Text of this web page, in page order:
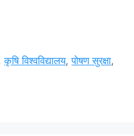
कृषि विश्वविद्यालय,पोषण सुरक्षा,